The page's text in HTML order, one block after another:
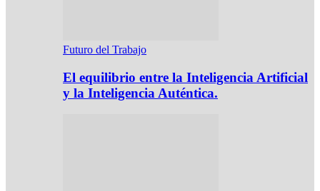
Futuro del Trabajo
El equilibrio entre la Inteligencia Artificial
y la Inteligencia Auténtica.